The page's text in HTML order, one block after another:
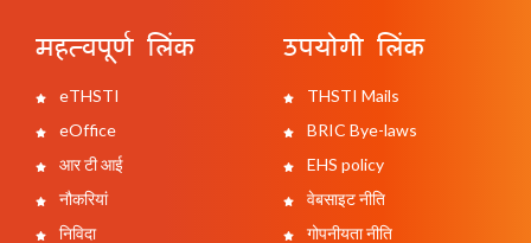
महत्वपूर्ण लिंक
eTHSTI
eOffice
आर टी आई
नौकरियां
निविदा
उपयोगी लिंक
THSTI Mails
BRIC Bye-laws
EHS policy
वेबसाइट नीति
गोपनीयता नीति